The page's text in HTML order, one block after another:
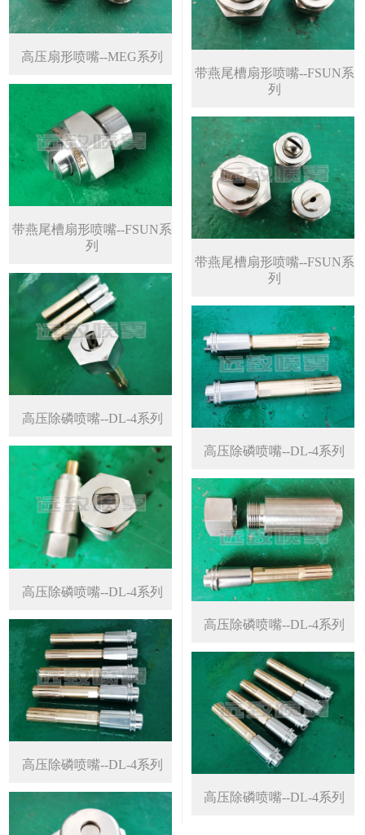
高压扇形喷嘴--MEG系列
带燕尾槽扇形喷嘴--FSUN系
列
高压除磷喷嘴--DL-4系列
高压除磷喷嘴--DL-4系列
高压除磷喷嘴--DL-4系列
带燕尾槽扇形喷嘴--FSUN系
列
带燕尾槽扇形喷嘴--FSUN系
列
高压除磷喷嘴--DL-4系列
高压除磷喷嘴--DL-4系列
高压除磷喷嘴--DL-4系列